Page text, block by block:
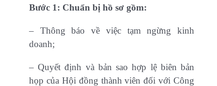
Bước 1: Chuẩn bị hồ sơ gồm:
– Thông báo về việc tạm ngừng kinh
doanh;
– Quyết định và bản sao hợp lệ biên bản
họp của Hội đồng thành viên đối với Công